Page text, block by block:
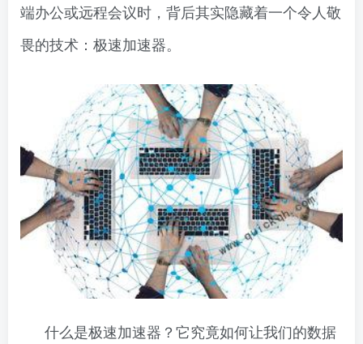
端办公或远程会议时，背后其实隐藏着一个令人敬
畏的技术：极速加速器。
什么是极速加速器？它究竟如何让我们的数据